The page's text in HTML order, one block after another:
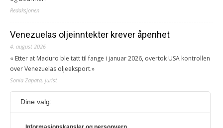
Redaksjonen
Venezuelas oljeinntekter krever åpenhet
4. august 2026
« Etter at Maduro ble tatt til fange i januar 2026, overtok USA kontrollen
over Venezuelas oljeeksport.»
Sonia Zapata, jurist
117,8 millioner er på flukt, en nedgang fra forrige
Dine valg: